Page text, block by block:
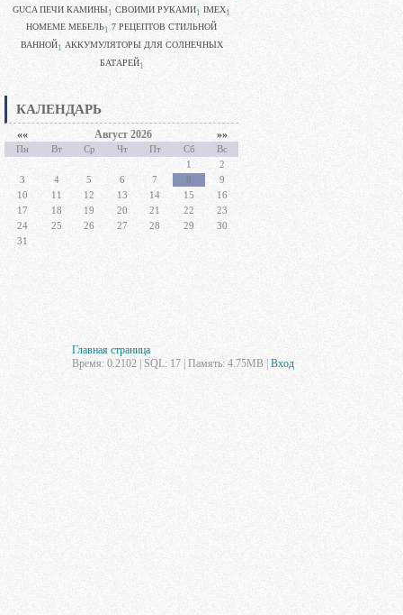
GUCA ПЕЧИ КАМИНЫ1 CВОИМИ РУКАМИ1 IMEX1
HOMEME МЕБЕЛЬ1 7 РЕЦЕПТОВ СТИЛЬНОЙ
ВАННОЙ1 АККУМУЛЯТОРЫ ДЛЯ СОЛНЕЧНЫХ
БАТАРЕЙ1
КАЛЕНДАРЬ
«« Август 2026 »»
Пн Вт Ср Чт Пт Сб
Вс
1
2
3
4 5 6 7 8
9
10
11 12 13 14 15
16
17
18 19 20 21 22
23
24
25 26 27 28 29
30
31
Главная страница
Время: 0.2102 | SQL: 17 | Память: 4.75MB Вход